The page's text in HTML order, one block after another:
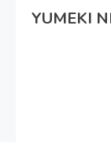
YUMEKI